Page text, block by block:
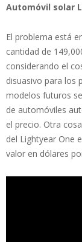
Automóvil solar
El problema está
cantidad de
considerando el
disuasivo para los
modelos futuros
de automóviles
el precio. Otra
del Lightyear One
valor en dólares